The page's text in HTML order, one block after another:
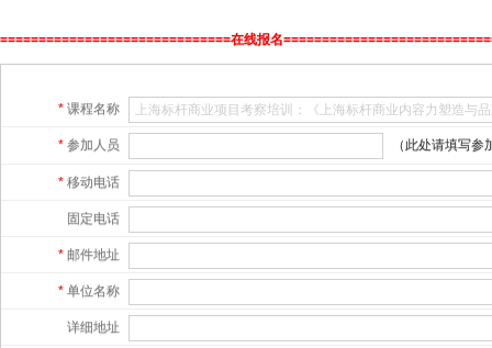
==============================在线报名
* 课程名称
* 参加人员 （此处请填写参
* 移动电话
固定电话
* 邮件地址
* 单位名称
详细地址